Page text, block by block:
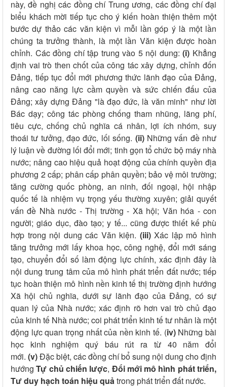
này, đề nghị các đồng chí Trung ương, các đồng chí đại
biểu khách mời tiếp tục cho ý kiến hoàn thiện thêm một
bước dự thảo các văn kiện vì mỗi lần góp ý là một lần
chúng ta trưởng thành, là một lần Văn kiện được hoàn
chỉnh. Các đồng chí tập trung vào 5 nội dung:(i) Khẳng
định vai trò then chốt của công tác xây dựng, chỉnh đốn
Đảng, tiếp tục đổi mới phương thức lãnh đạo của Đảng,
nâng cao năng lực cầm quyền và sức chiến đấu của
Đảng; xây dựng Đảng "là đạo đức, là văn minh" như lời
Bác dạy; công tác phòng chống tham nhũng, lãng phí,
tiêu cực, chống chủ nghĩa cá nhân, lợi ích nhóm, suy
thoái tư tưởng, đạo đức, lối sống. (ii)Những vấn đề như
lý luận về đường lối đổi mới; tinh gọn tổ chức bộ máy nhà
nước; nâng cao hiệu quả hoạt động của chính quyền địa
phương 2 cấp; phân cấp phân quyền; bảo vệ môi trường;
tăng cường quốc phòng, an ninh, đối ngoại, hội nhập
quốc tế là nhiệm vụ trọng yếu thường xuyên; giải quyết
vấn đề Nhà nước - Thị trường - Xã hội; Văn hóa - con
người; giáo dục, đào tạo; y tế... cũng được thiết kế phù
hợp trong nội dung các Văn kiện. (iii)Xác lập mô hình
tăng trưởng mới lấy khoa học, công nghệ, đổi mới sáng
tạo, chuyển đổi số làm động lực chính, xác định đây là
nội dung trung tâm của mô hình phát triển đất nước; tiếp
tục hoàn thiện mô hình nền kinh tế thị trường định hướng
Xã hội chủ nghĩa, dưới sự lãnh đạo của Đảng, có sự
quan lý của Nhà nước; xác định rõ hơn vai trò chủ đạo
của kinh tế Nhà nước; coi phát triển kinh tế tư nhân là một
động lực quan trọng nhất của nền kinh tế. (iv)Những bài
học kinh nghiệm quý báu rút ra từ 40 năm đổi
mới. (v)Đặc biệt, các đồng chí bổ sung nội dung cho định
hướngTự chủ chiến lược, Đổi mới mô hình phát triển,
Tư duy hạch toán hiệu quảtrong phát triển đất nước.